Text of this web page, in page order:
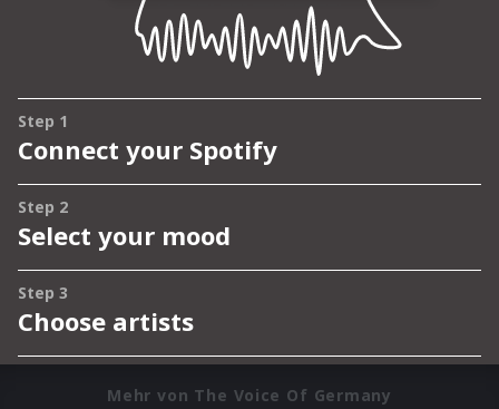
Mehr von The Voice Of Germany